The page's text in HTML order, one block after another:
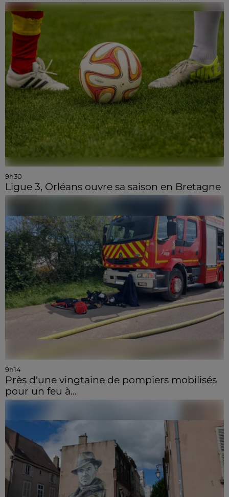
9h30
Ligue 3, Orléans ouvre sa saison en Bretagne
9h14
Près d'une vingtaine de pompiers mobilisés
pour un feu à...